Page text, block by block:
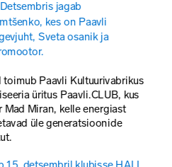
jagab
kes on Paavli
Sveta osanik ja
Paavli Kultuurivabrikus
üritus Paavli.CLUB, kus
Miran, kelle energiast
üle generatsioonide